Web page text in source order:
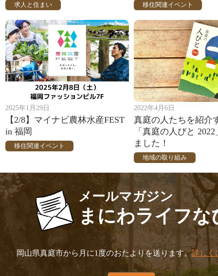
求人と住まい 移住関連イベント
2025年1月29日
【2/8】マイナビ農林水産FEST
in 福岡
移住関連イベント
2022年4月6日
真庭の人たちを紹介
「真庭の人びと
ました！
地域の取り組み
メールマガジン
まにわライフな
岡山県真庭市から月に1度のおたよりを送ります。詳しく